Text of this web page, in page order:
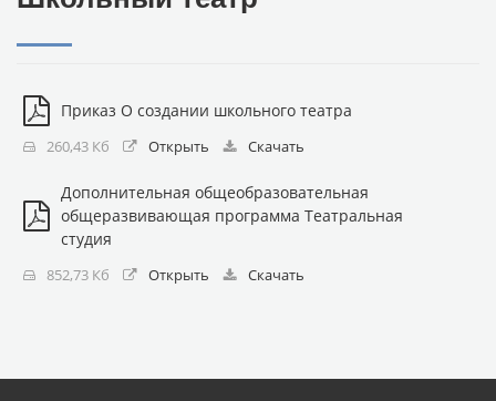
Приказ О создании школьного театра
260,43 Кб Открыть Скачать
Дополнительная общеобразовательная
общеразвивающая программа Театральная
студия
852,73 Кб Открыть Скачать